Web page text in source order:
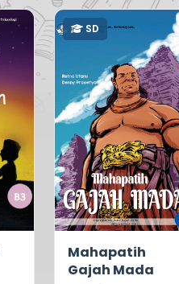
SD
Mahapatih
Gajah Mada